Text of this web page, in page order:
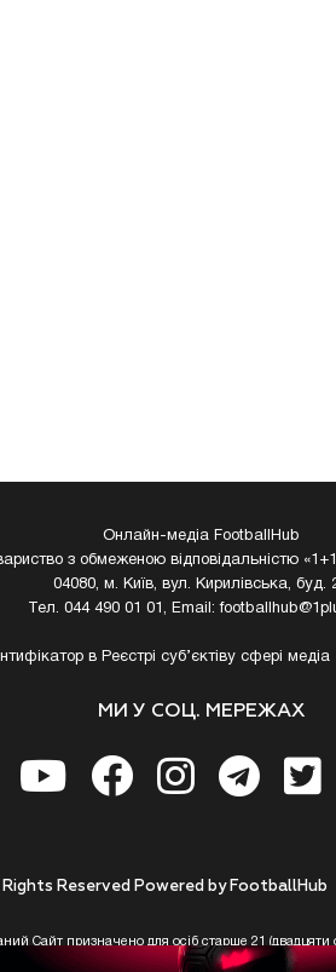
Онлайн-медіа FootballHub
з обмеженою відповідальністю
04080, м. Київ, вул. Кирилівська, буд.
Тел. 044 490 01 01, Email:
в Реєстрі суб’єктіву сфері
МИ У СОЦ. МЕРЕЖАХ
Reserved Powered by FootballHub
Сайт призначено для осіб старше 21 (двадцяти
https://footballhub.ua, Користувач цим